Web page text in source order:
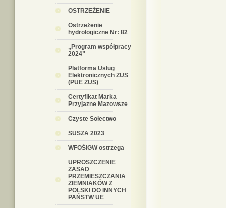
OSTRZEŻENIE
Ostrzeżenie
hydrologiczne Nr: 82
„Program współpracy
2024”
Platforma Usług
Elektronicznych ZUS
(PUE ZUS)
Certyfikat Marka
Przyjazne Mazowsze
Czyste Sołectwo
SUSZA 2023
WFOŚiGW ostrzega
UPROSZCZENIE
ZASAD
PRZEMIESZCZANIA
ZIEMNIAKÓW Z
POLSKI DO INNYCH
PAŃSTW UE